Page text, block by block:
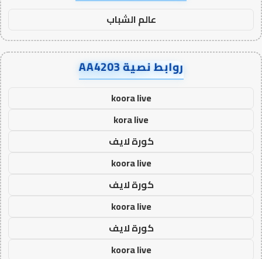
عالم الشباب
روابط نصية AA4203
koora live
kora live
كورة لايف
koora live
كورة لايف
koora live
كورة لايف
koora live